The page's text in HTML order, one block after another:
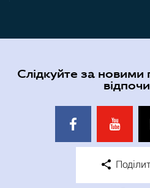
Слідкуйте за новими